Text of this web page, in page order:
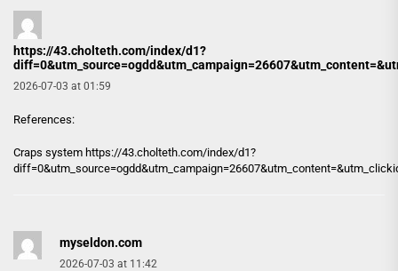
https://43.cholteth.com/index/d1?
2026-07-03 at 01:59
References:
Craps system https://43.cholteth.com/index/d1?
myseldon.com
2026-07-03 at 11:42